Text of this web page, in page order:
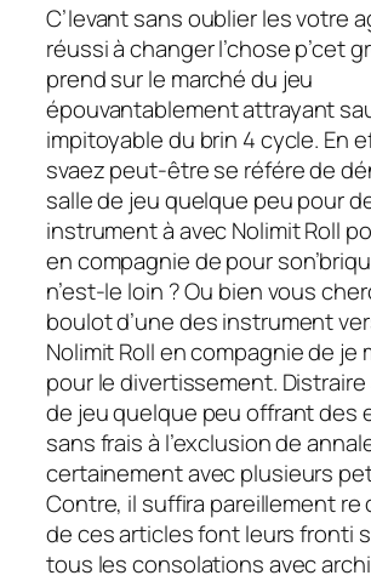
C’levant sans oublier les votre
réussi à changer l’chose p’cet
prend sur le marché du jeu
épouvantablement attrayant
impitoyable du brin 4 cycle. En
svaez peut-être se référe de
salle de jeu quelque peu pour
instrument à avec Nolimit Roll
en compagnie de pour
n’est-le loin ? Ou bien vous
boulot d’une des instrument
Nolimit Roll en compagnie de je
pour le divertissement. Distraire
de jeu quelque peu offrant des
sans frais à l’exclusion de
certainement avec plusieurs
Contre, il suffira pareillement re
de ces articles font leurs fronti
tous les consolations avec